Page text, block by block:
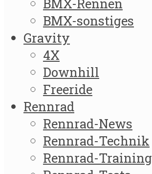
BMX-Rennen
BMX-sonstiges
Gravity
4X
Downhill
Freeride
Rennrad
Rennrad-News
Rennrad-Technik
Rennrad-Training